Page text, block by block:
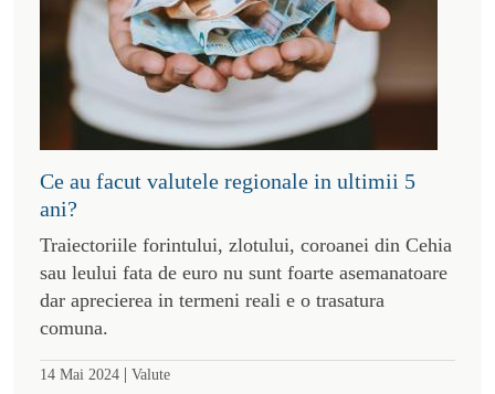
Ce au facut valutele regionale in ultimii 5
ani?
Traiectoriile forintului, zlotului, coroanei din Cehia
sau leului fata de euro nu sunt foarte asemanatoare
dar aprecierea in termeni reali e o trasatura
comuna.
14 Mai 2024 | Valute